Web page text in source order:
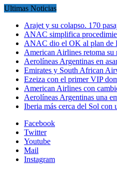
Ultimas Noticias
Arajet y su colapso. 170
ANAC simplifica
ANAC dio el OK al plan de
American Airlines retoma
Aerolíneas Argentinas en
Emirates y South African
Ezeiza con el primer VIP
American Airlines con
Aerolíneas Argentinas una
Iberia más cerca del Sol
Facebook
Twitter
Youtube
Mail
Instagram